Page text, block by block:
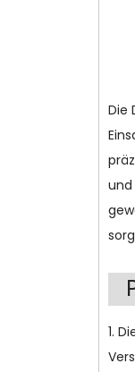
Die
1.